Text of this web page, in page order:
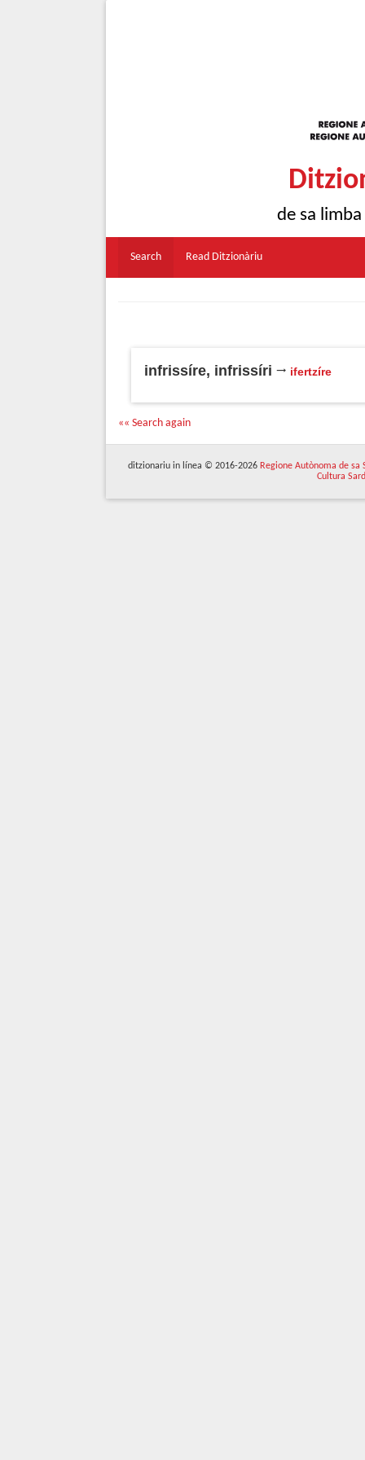
de sa
Search Read Ditzionàriu
infrissíre, infrissíri ifertzíre
«« Search again
ditzionariu in línea © 2016-2026 Regione Autònoma de sa
Cultura